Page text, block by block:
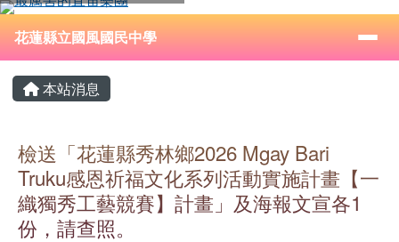
跳至主內容區
花蓮縣立國風國民中學
⏸
導覽列
花蓮縣立國風國民中學
主內容區域
本站消息
檢送「花蓮縣秀林鄉2026 Mgay Bari
Truku感恩祈福文化系列活動實施計畫【一
織獨秀工藝競賽】計畫」及海報文宣各1
份，請查照。
頁尾區域